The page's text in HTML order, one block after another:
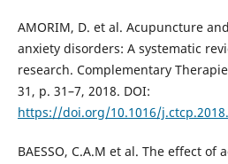
AMORIM, D. et al. Acupuncture
anxiety disorders: A systematic
research. Complementary
31, p. 31–7, 2018. DOI:
https://doi.org/10.1016/
BAESSO, C.A.M et al. The effect of